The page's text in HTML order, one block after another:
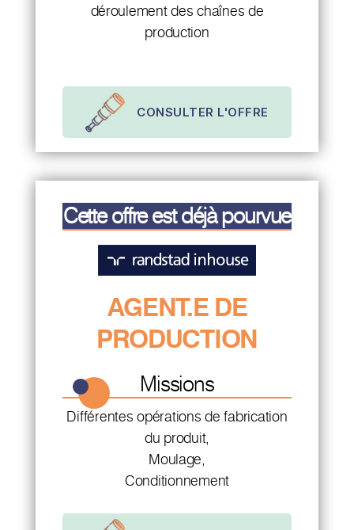
déroulement des chaînes de
production
CONSULTER L'OFFRE
Cette offre est déjà pourvue
AGENT.E DE
PRODUCTION
Missions
Différentes opérations de fabrication
du produit,
Moulage,
Conditionnement